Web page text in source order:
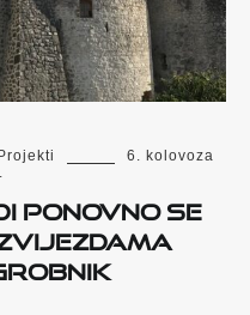
6. kolovoza
ponovno se